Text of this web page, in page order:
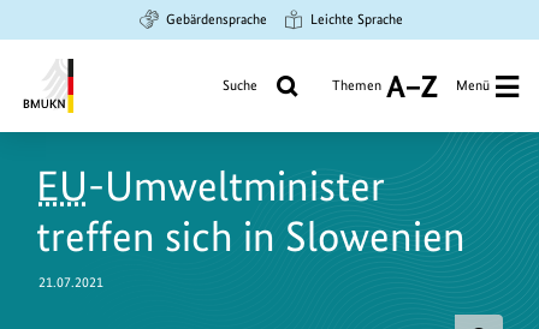
Hauptinhalt
springen
Suche
springen
Hauptnavigation
springen
Gebärdensprache Leichte Sprache
Umwelt,
Klimaschutz,
Naturschutz
Suche Themen
A
Z
Menü
EU-Umweltminister
treffen sich in Slowenien
21.07.2021